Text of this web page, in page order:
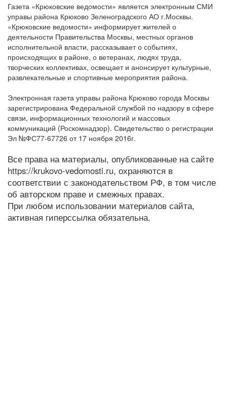
Газета «Крюковские ведомости» является электронным СМИ
управы района Крюково Зеленоградского АО г.Москвы.
«Крюковские ведомости» информирует жителей о
деятельности Правительства Москвы, местных органов
исполнительной власти, рассказывает о событиях,
происходящих в районе, о ветеранах, людях труда,
творческих коллективах, освещает и анонсирует культурные,
развлекательные и спортивные мероприятия района.
Электронная газета управы района Крюково города Москвы
зарегистрирована Федеральной службой по надзору в сфере
связи, информационных технологий и массовых
коммуникаций (Роскомнадзор). Свидетельство о регистрации
Эл №ФС77-67726 от 17 ноября 2016г.
Все права на материалы, опубликованные на сайте
https://krukovo-vedomosti.ru, охраняются в
соответствии с законодательством РФ, в том числе
об авторском праве и смежных правах.
При любом использовании материалов сайта,
активная гиперссылка обязательна.